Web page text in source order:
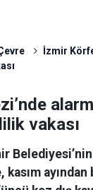
İzmir
vakası
ayından